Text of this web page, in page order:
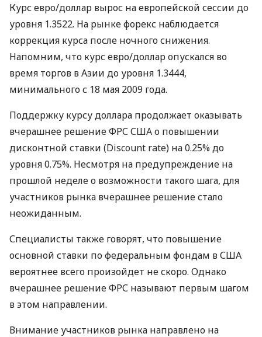
Курс евро/доллар вырос на европейской сессии до
уровня 1.3522. На рынке форекс наблюдается
коррекция курса после ночного снижения.
Напомним, что курс евро/доллар опускался во
время торгов в Азии до уровня 1.3444,
минимального с 18 мая 2009 года.
Поддержку курсу доллара продолжает оказывать
вчерашнее решение ФРС США о повышении
дисконтной ставки (Discount rate) на 0.25% до
уровня 0.75%. Несмотря на предупреждение на
прошлой неделе о возможности такого шага, для
участников рынка вчерашнее решение стало
неожиданным.
Специалисты также говорят, что повышение
основной ставки по федеральным фондам в США
вероятнее всего произойдет не скоро. Однако
вчерашнее решение ФРС называют первым шагом
в этом направлении.
Внимание участников рынка направлено на